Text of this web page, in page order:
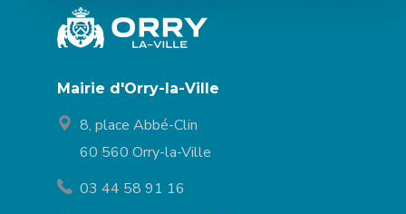
Mairie d'Orry-la-Ville
8, place Abbé-Clin
60 560 Orry-la-Ville
03 44 58 91 16